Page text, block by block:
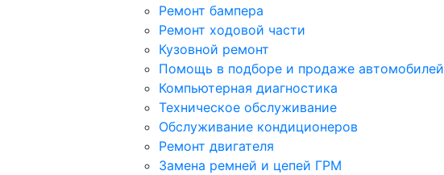
Ремонт бампера
Ремонт ходовой части
Кузовной ремонт
Помощь в подборе и продаже автомобилей
Компьютерная диагностика
Техническое обслуживание
Обслуживание кондиционеров
Ремонт двигателя
Замена ремней и цепей ГРМ